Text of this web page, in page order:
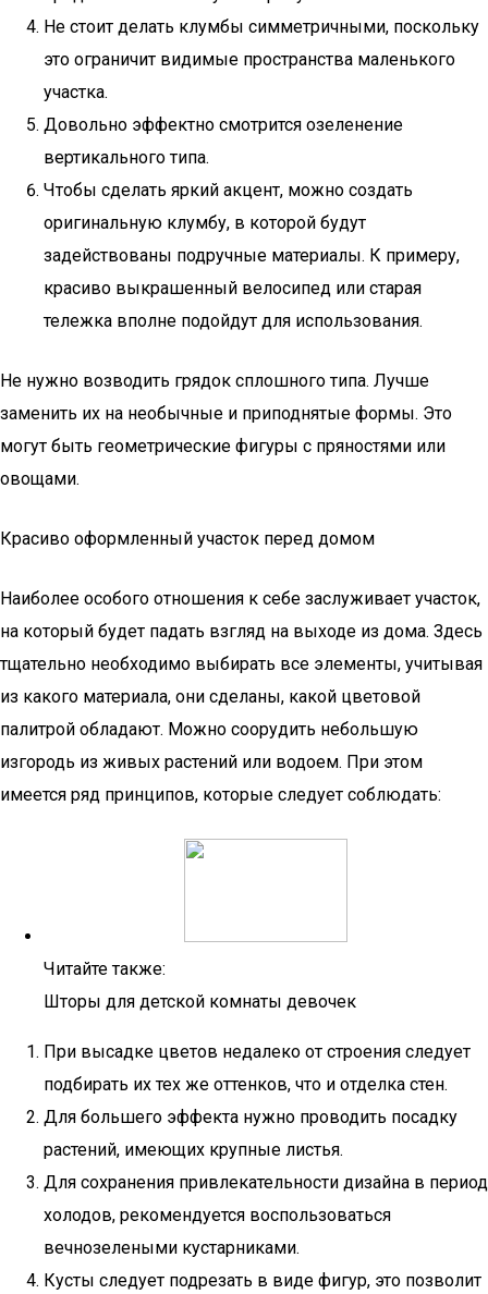
Не стоит делать клумбы симметричными, поскольку
это ограничит видимые пространства маленького
участка.
Довольно эффектно смотрится озеленение
вертикального типа.
Чтобы сделать яркий акцент, можно создать
оригинальную клумбу, в которой будут
задействованы подручные материалы. К примеру,
красиво выкрашенный велосипед или старая
тележка вполне подойдут для использования.
Не нужно возводить грядок сплошного типа. Лучше
заменить их на необычные и приподнятые формы. Это
могут быть геометрические фигуры с пряностями или
овощами.
Красиво оформленный участок перед домом
Наиболее особого отношения к себе заслуживает участок,
на который будет падать взгляд на выходе из дома. Здесь
тщательно необходимо выбирать все элементы, учитывая
из какого материала, они сделаны, какой цветовой
палитрой обладают. Можно соорудить небольшую
изгородь из живых растений или водоем. При этом
имеется ряд принципов, которые следует соблюдать:
Читайте также:
Шторы для детской комнаты девочек
При высадке цветов недалеко от строения следует
подбирать их тех же оттенков, что и отделка стен.
Для большего эффекта нужно проводить посадку
растений, имеющих крупные листья.
Для сохранения привлекательности дизайна в период
холодов, рекомендуется воспользоваться
вечнозелеными кустарниками.
Кусты следует подрезать в виде фигур, это позволит